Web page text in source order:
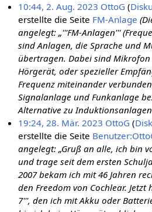
10:44, 2. Aug. 2023 OttoG
erstellte die Seite FM-Anlage
angelegt: „'''FM-Anlagen'''
sind Anlagen, die Sprache und
übertragen. Dabei sind Mikrofon
Hörgerät, oder spezieller
Frequenz miteinander
Signalanlage und Funkanlage
Alternative zu Induktionsanlagen
19:24, 28. Mär. 2023 OttoG
erstellte die Seite
angelegt: „Gruß an alle, ich bin
und trage seit dem ersten
2007 bekam ich mit 46 Jahren
den Freedom von Cochlear.
7''', den ich mit Akku oder